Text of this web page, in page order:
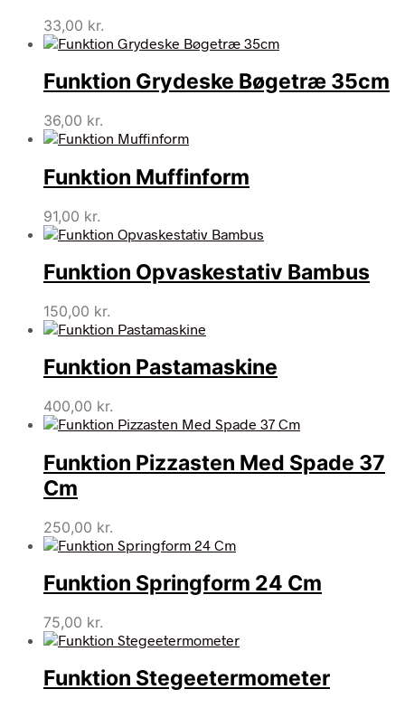
33,00 kr.
Funktion Grydeske Bøgetræ 35cm
36,00 kr.
Funktion Muffinform
91,00 kr.
Funktion Opvaskestativ Bambus
150,00 kr.
Funktion Pastamaskine
400,00 kr.
Funktion Pizzasten Med Spade 37
Cm
250,00 kr.
Funktion Springform 24 Cm
75,00 kr.
Funktion Stegeetermometer